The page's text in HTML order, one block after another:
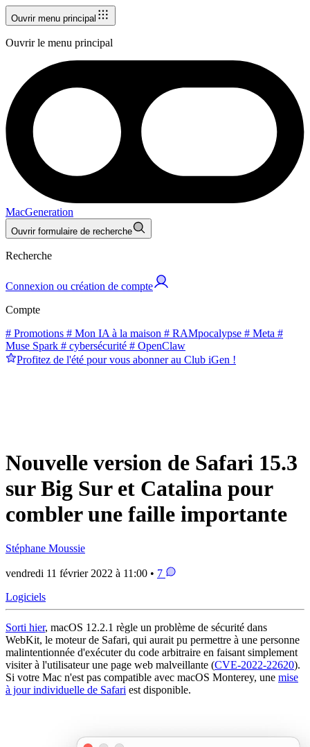
Ouvrir menu principal
Ouvrir le menu principal
MacGeneration
Ouvrir formulaire de recherche
Recherche
Connexion ou création de compte
Compte
# Promotions # Mon IA à la maison # RAMpocalypse # Meta #
Muse Spark # cybersécurité # OpenClaw
Profitez de l'été pour vous abonner au Club iGen !
Nouvelle version de Safari 15.3
sur Big Sur et Catalina pour
combler une faille importante
Stéphane Moussie
vendredi 11 février 2022 à 11:00 • 7
Logiciels
Sorti hier, macOS 12.2.1 règle un problème de sécurité dans
WebKit, le moteur de Safari, qui aurait pu permettre à une personne
malintentionnée d'exécuter du code arbitraire en faisant simplement
visiter à l'utilisateur une page web malveillante (CVE-2022-22620).
Si votre Mac n'est pas compatible avec macOS Monterey, une mise
à jour individuelle de Safari est disponible.